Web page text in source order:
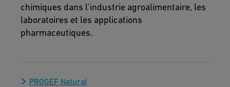
chimiques dans l'industrie agroalimentaire, les
laboratoires et les applications
pharmaceutiques.
PROGEF Natural